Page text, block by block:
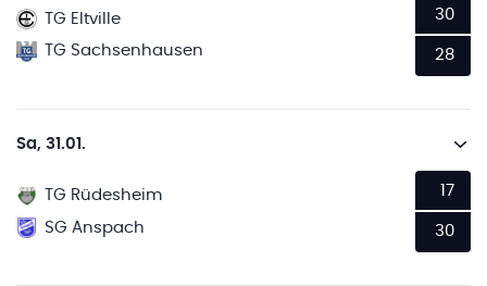
TG Eltville
TG Sachsenhausen
30
28
Sa, 31.01.
TG Rüdesheim
SG Anspach
17
30